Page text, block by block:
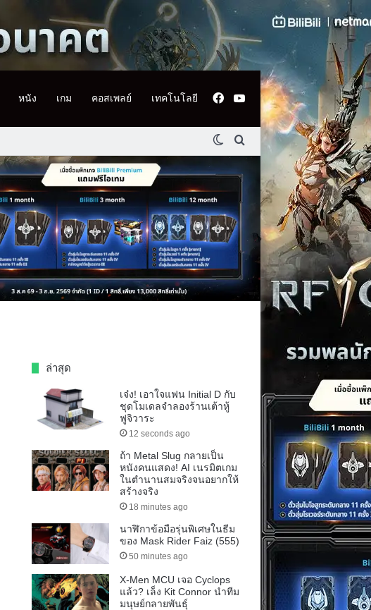
หนัง เกม คอสเพลย์ เทคโนโลยี Facebook
YouTube
Switch skin
ค้นหา
ล่าสุด
เจ๋ง! เอาใจแฟน Initial D กับ
ชุดโมเดลจำลองร้านเต้าหู้
ฟูจิวาระ
12 seconds ago
ถ้า Metal Slug กลายเป็น
หนังคนแสดง! AI เนรมิตเกม
ในตำนานสมจริงจนอยากให้
สร้างจริง
18 minutes ago
นาฬิกาข้อมือรุ่นพิเศษในธีม
ของ Mask Rider Faiz (555)
50 minutes ago
X-Men MCU เจอ Cyclops
แล้ว? เล็ง Kit Connor นำทีม
มนุษย์กลายพันธุ์